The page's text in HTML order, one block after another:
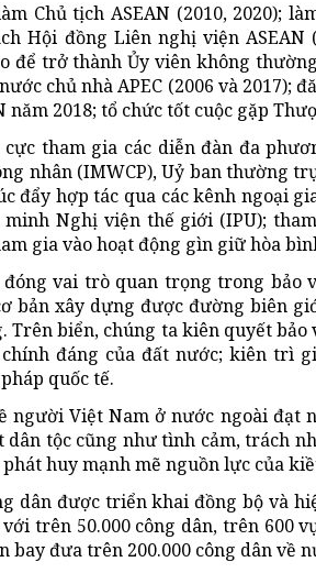
Chủ tịch ASEAN (2010, 2020);
Hội đồng Liên nghị viện
để trở thành Ủy viên không
chủ nhà APEC (2006 và
năm 2018; tổ chức tốt cuộc gặp
tham gia các diễn đàn đa
nhân (IMWCP), Uỷ ban thường
đẩy hợp tác qua các kênh ngoại
minh Nghị viện thế giới (IPU);
gia vào hoạt động gìn giữ hòa
vai trò quan trọng trong bảo
bản xây dựng được đường biên
Trên biển, chúng ta kiên quyết
đáng của đất nước; kiên trì
quốc tế.
người Việt Nam ở nước ngoài đạt
tộc cũng như tình cảm, trách
huy mạnh mẽ nguồn lực của
dân được triển khai đồng bộ và
trên 50.000 công dân, trên 600
bay đưa trên 200.000 công dân về